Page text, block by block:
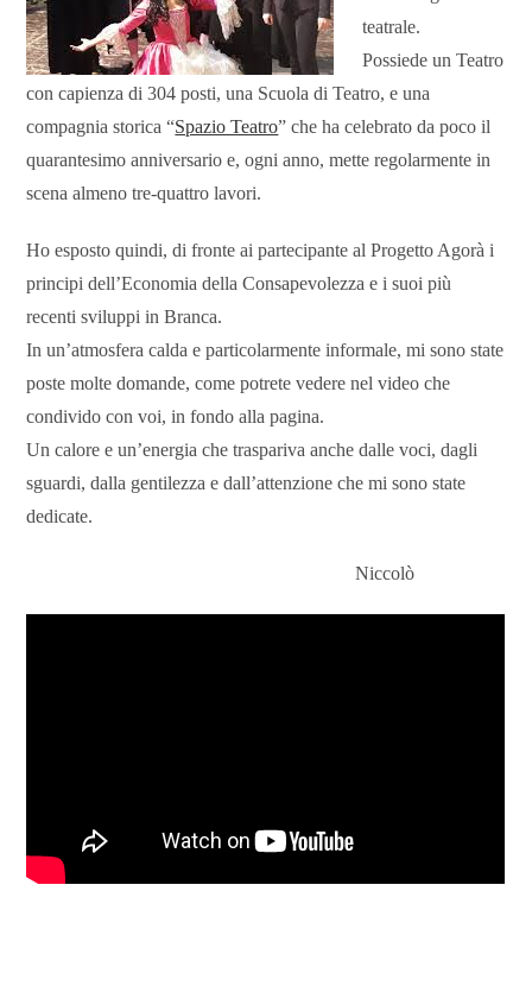
teatrale.
Possiede un Teatro
con capienza di 304 posti, una Scuola di Teatro, e una
compagnia storica “Spazio Teatro” che ha celebrato da poco il
quarantesimo anniversario e, ogni anno, mette regolarmente in
scena almeno tre-quattro lavori.
Ho esposto quindi, di fronte ai partecipante al Progetto Agorà i
principi dell’Economia della Consapevolezza e i suoi più
recenti sviluppi in Branca.
In un’atmosfera calda e particolarmente informale, mi sono state
poste molte domande, come potrete vedere nel video che
condivido con voi, in fondo alla pagina.
Un calore e un’energia che traspariva anche dalle voci, dagli
sguardi, dalla gentilezza e dall’attenzione che mi sono state
dedicate.
Niccolò